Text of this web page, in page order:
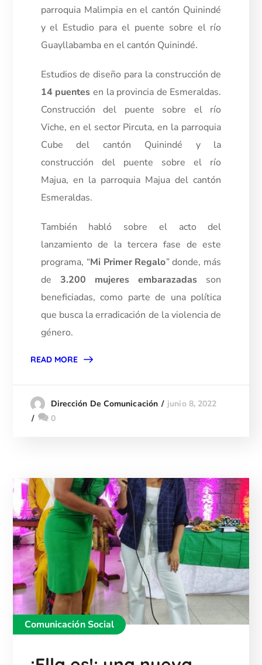
parroquia Malimpia en el cantón Quinindé
y el Estudio para el puente sobre el río
Guayllabamba en el cantón Quinindé.
Estudios de diseño para la construcción de
14 puentes en la provincia de Esmeraldas.
Construcción del puente sobre el río
Viche, en el sector Pircuta, en la parroquia
Cube del cantón Quinindé y la
construcción del puente sobre el río
Majua, en la parroquia Majua del cantón
Esmeraldas.
También habló sobre el acto del
lanzamiento de la tercera fase de este
programa, “Mi Primer Regalo” donde, más
de 3.200 mujeres embarazadas son
beneficiadas, como parte de una política
que busca la erradicación de la violencia de
género.
READ MORE
Dirección De Comunicación
junio 8, 2022
0
Comunicación Social